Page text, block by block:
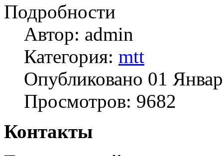
Подробности
Автор: admin
Категория: mtt
Опубликовано 01
Просмотров: 9682
Контакты